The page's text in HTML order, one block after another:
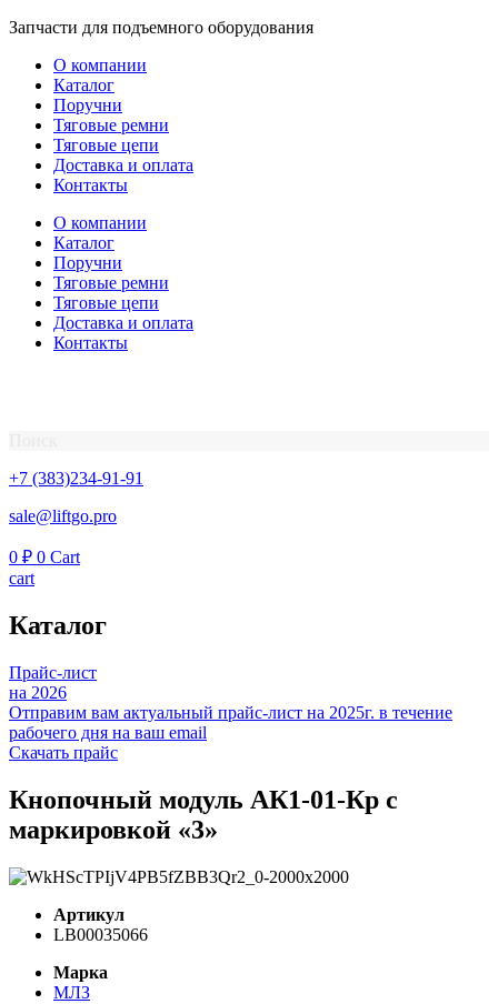
Перейти
содержимому
Запчасти для подъемного оборудования
О компании
Каталог
Поручни
Тяговые ремни
Тяговые цепи
Доставка и оплата
Контакты
О компании
Каталог
Поручни
Тяговые ремни
Тяговые цепи
Доставка и оплата
Контакты
+7 (383)234-91-91
sale@liftgo.pro
0 ₽ 0 Cart
cart
Каталог
Прайс-лист
на 2026
Отправим вам актуальный прайс-лист на 2025г. в течение
рабочего дня на ваш email
Скачать прайс
Кнопочный модуль АК1-01-Кр с
маркировкой «3»
Артикул
LB00035066
Марка
МЛЗ